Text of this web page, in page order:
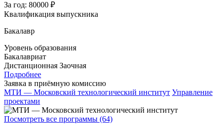
За год: 80000 ₽
Квалификация выпускника
Бакалавр
Уровень образования
Бакалавриат
Дистанционная Заочная
Подробнее
Заявка в приёмную комиссию
МТИ — Московский технологический институт Управление
проектами
Посмотреть все программы (64)